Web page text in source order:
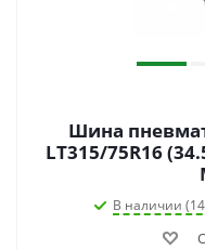
Шина
LT315/75R16
В наличии